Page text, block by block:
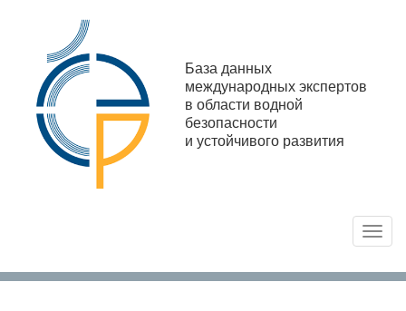
База данных
международных экспертов
в области водной
безопасности
и устойчивого развития